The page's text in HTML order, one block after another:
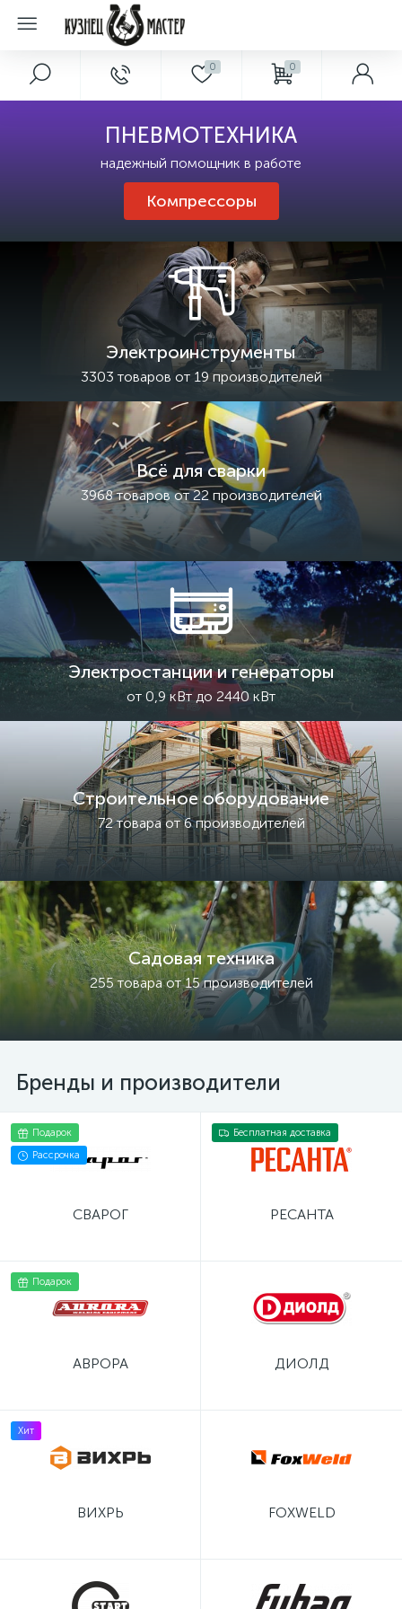
0 0
ПНЕВМОТЕХНИКА
надежный помощник в работе
Компрессоры
Электроинструменты
3303 товаров от 19 производителей
Всё для сварки
3968 товаров от 22 производителей
Электростанции и генераторы
от 0,9 кВт до 2440 кВт
Строительное оборудование
72 товара от 6 производителей
Садовая техника
255 товара от 15 производителей
Бренды и производители
Подарок
Рассрочка
СВАРОГ
Бесплатная доставка
РЕСАНТА
Подарок
АВРОРА ДИОЛД
Хит
ВИХРЬ FOXWELD